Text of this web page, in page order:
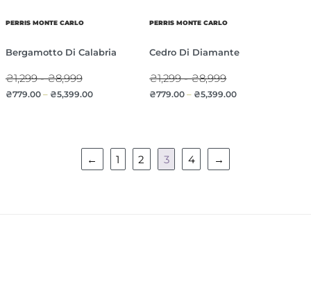
PERRIS MONTE CARLO
Bergamotto Di Calabria
₴1,299 - ₴8,999
₴779.00– ₴5,399.00
PERRIS MONTE CARLO
Cedro Di Diamante
₴1,299 - ₴8,999
₴779.00 – ₴5,399.00
← 1 2 3 4 →